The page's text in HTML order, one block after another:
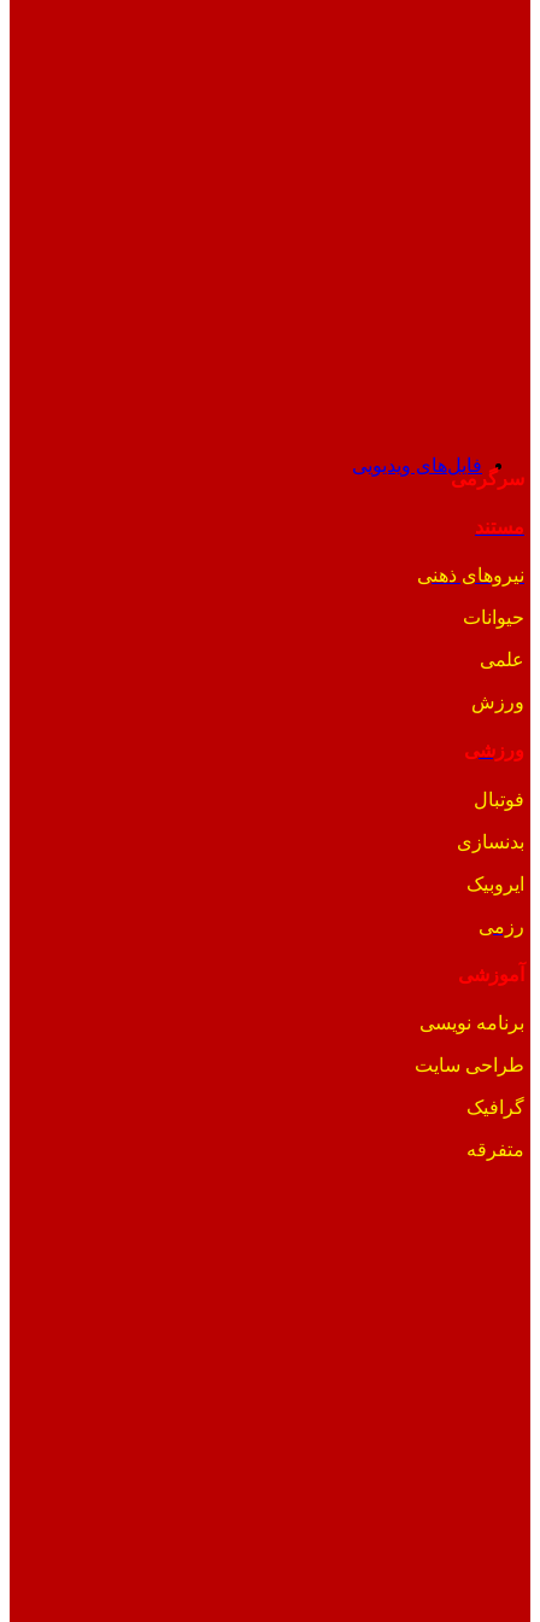
فایل‌های ویدیویی
سرگرمی
مستند
نیروهای ذهنی
حیوانات
علمی
ورزش
ورزشی
فوتبال
بدنسازی
ایروبیک
رزمی
آموزشی
برنامه نویسی
طراحی سایت
گرافیک
متفرقه